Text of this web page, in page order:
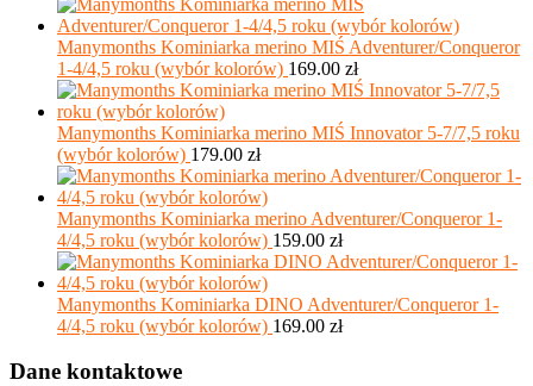
Manymonths Kominiarka merino MIŚ Adventurer/Conqueror
1-4/4,5 roku (wybór kolorów) 169.00 zł
Manymonths Kominiarka merino MIŚ Innovator 5-7/7,5 roku
(wybór kolorów) 179.00 zł
Manymonths Kominiarka merino Adventurer/Conqueror 1-
4/4,5 roku (wybór kolorów) 159.00 zł
Manymonths Kominiarka DINO Adventurer/Conqueror 1-
4/4,5 roku (wybór kolorów) 169.00 zł
Dane kontaktowe